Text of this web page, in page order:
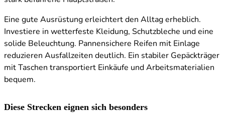
Eine gute Ausrüstung erleichtert den Alltag erheblich.
Investiere in wetterfeste Kleidung, Schutzbleche und eine
solide Beleuchtung. Pannensichere Reifen mit Einlage
reduzieren Ausfallzeiten deutlich. Ein stabiler Gepäckträger
mit Taschen transportiert Einkäufe und Arbeitsmaterialien
bequem.
Diese Strecken eignen sich besonders